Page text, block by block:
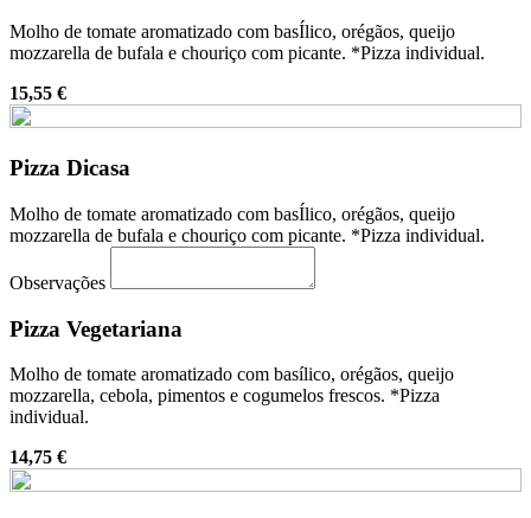
Molho de tomate aromatizado com basÍlico, orégãos, queijo
mozzarella de bufala e chouriço com picante. *Pizza individual.
15,55 €
Pizza Dicasa
Molho de tomate aromatizado com basÍlico, orégãos, queijo
mozzarella de bufala e chouriço com picante. *Pizza individual.
Observações
Pizza Vegetariana
Molho de tomate aromatizado com basílico, orégãos, queijo
mozzarella, cebola, pimentos e cogumelos frescos. *Pizza
individual.
14,75 €